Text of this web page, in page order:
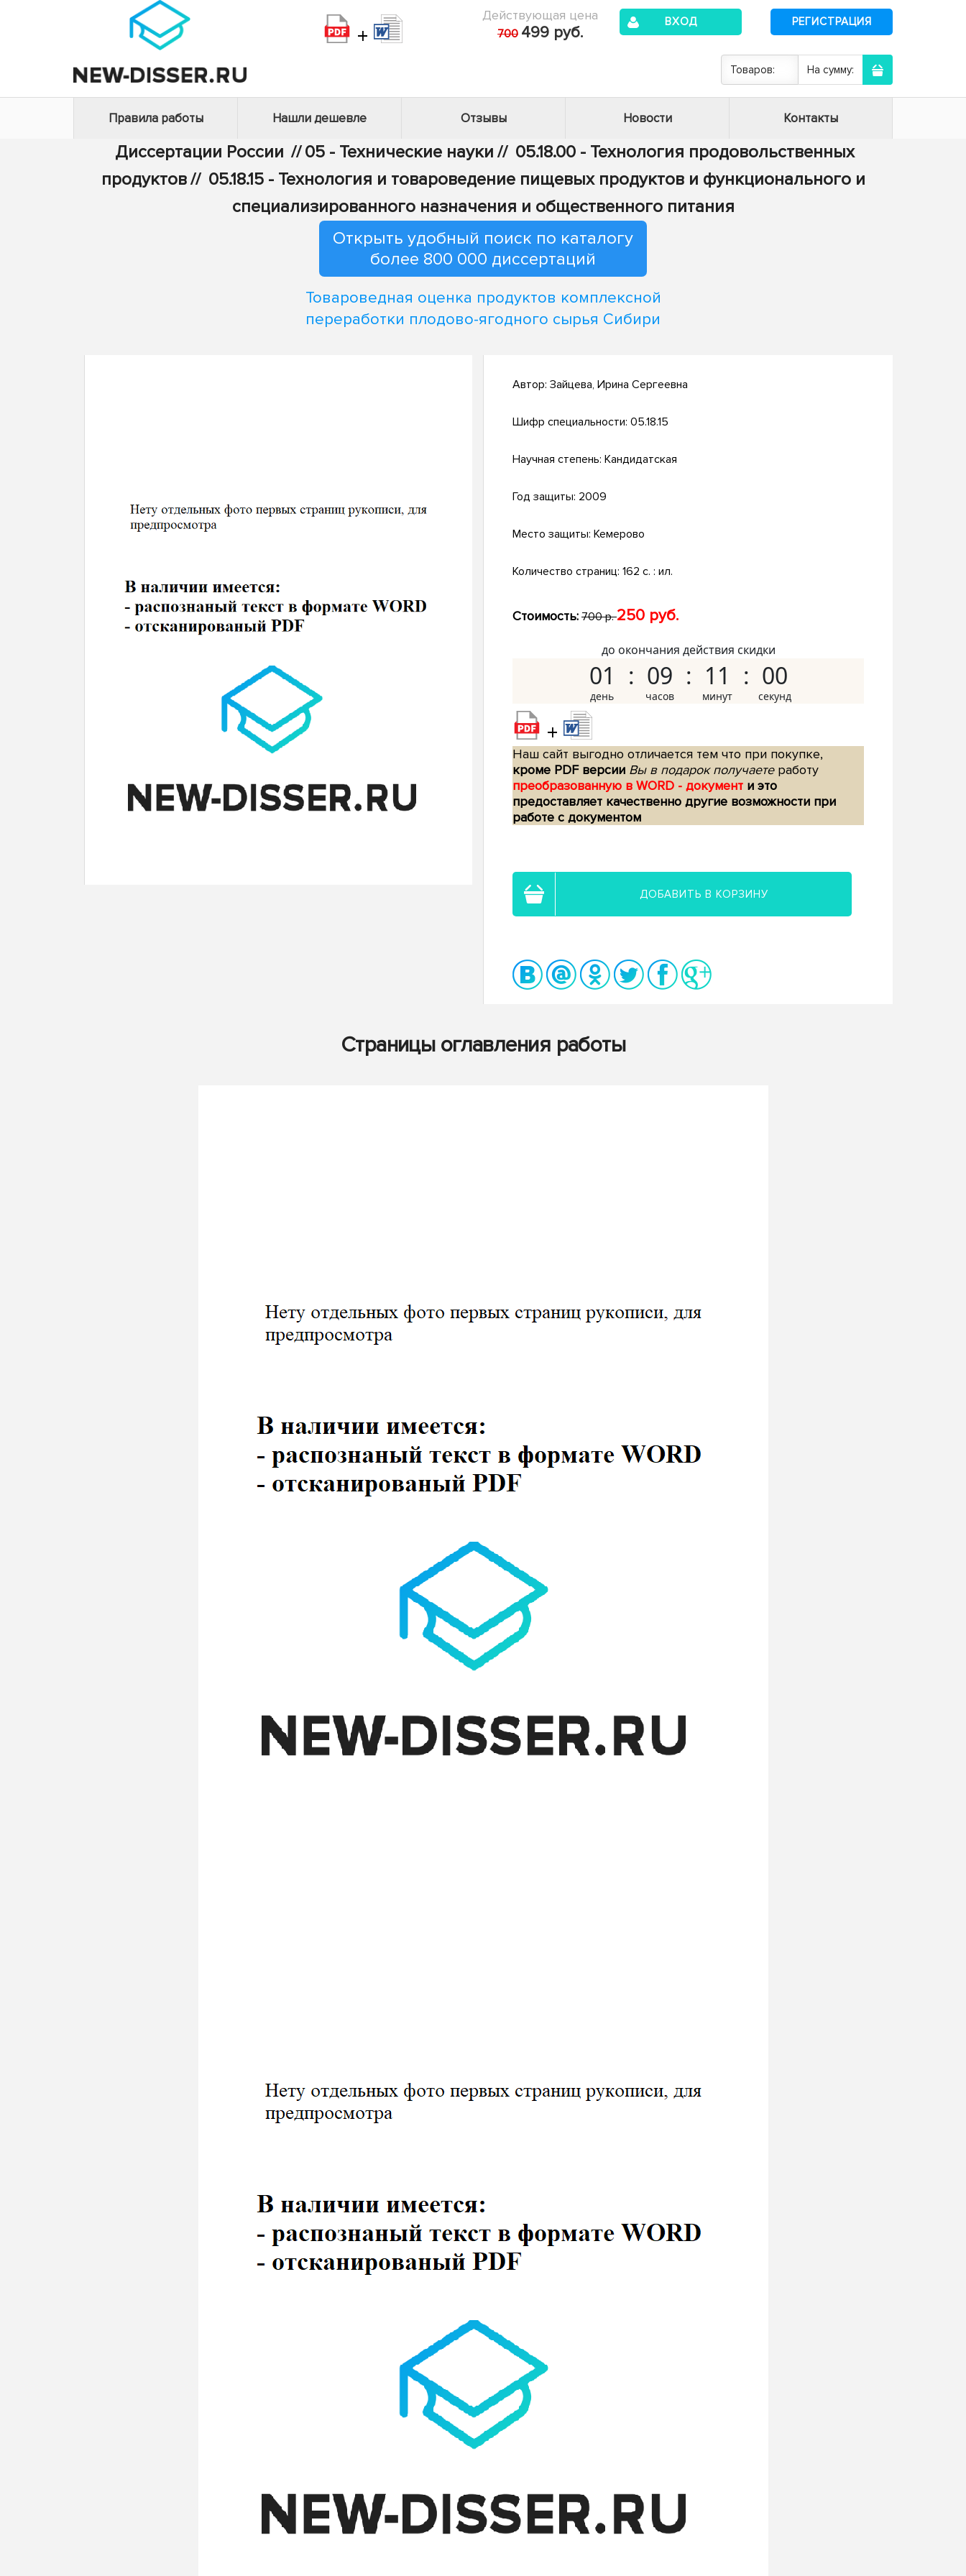
+
Действующая цена
700 499 руб.
ВХОД РЕГИСТРАЦИЯ
Товаров: На сумму:
Правила работы Нашли дешевле Отзывы Новости Контакты
Диссертации России // 05 - Технические науки // 05.18.00 - Технология продовольственных
продуктов// 05.18.15 - Технология и товароведение пищевых продуктов и функционального и
специализированного назначения и общественного питания
Открыть удобный поиск по каталогу
более 800 000 диссертаций
Товароведная оценка продуктов комплексной
переработки плодово-ягодного сырья Сибири
Автор: Зайцева, Ирина Сергеевна
Шифр специальности: 05.18.15
Научная степень: Кандидатская
Год защиты: 2009
Место защиты: Кемерово
Количество страниц: 162 с. : ил.
Стоимость: 700 р.250 руб.
до окончания действия скидки
01 09 10 59
+
Наш сайт выгодно отличается тем что при покупке,
кроме PDF версии Вы в подарок получаетеработу
преобразованную в WORD - документ и это
предоставляет качественно другие возможности при
работе с документом
ДОБАВИТЬ В КОРЗИНУ
Страницы оглавления работы